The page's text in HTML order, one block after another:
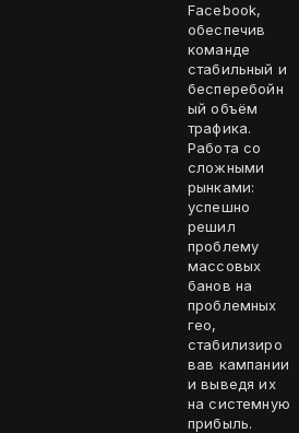
Facebook,
обеспечив
команде
стабильный и
бесперебойн
ый объём
трафика.
Работа со
сложными
рынками:
успешно
решил
проблему
массовых
банов на
проблемных
гео,
стабилизиро
вав кампании
и выведя их
на системную
прибыль.